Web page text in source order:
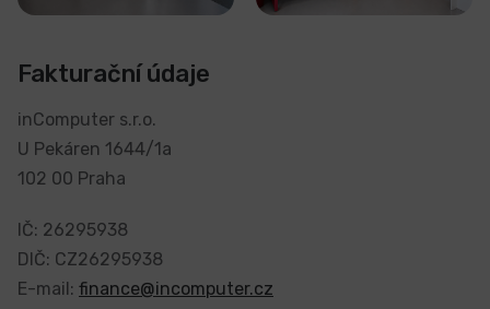
Fakturační údaje
inComputer s.r.o.
U Pekáren 1644/1a
102 00 Praha
IČ: 26295938
DIČ: CZ26295938
E-mail: finance@incomputer.cz